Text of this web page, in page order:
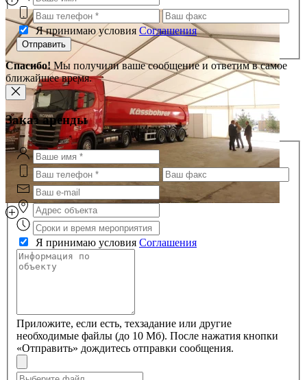
Я принимаю условия Соглашения
Отправить
Спасибо! Мы получили ваше сообщение и ответим в самое
ближайшее время.
Заказ аренды
Я принимаю условия Соглашения
Приложите, если есть, техзадание или другие
необходимые файлы (до 10 Мб). После нажатия кнопки
«Отправить» дождитесь отправки сообщения.